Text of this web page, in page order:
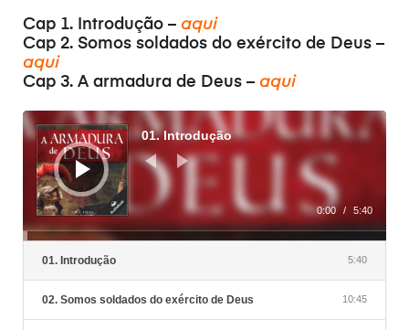
Cap 1. Introdução – aqui
Cap 2. Somos soldados do exército de Deus –
aqui
Cap 3. A armadura de Deus – aqui
Reproductor
de
audio
01. Introdução
0:00 / 5:40
01. Introdução 5:40
02. Somos soldados do exército de Deus 10:45